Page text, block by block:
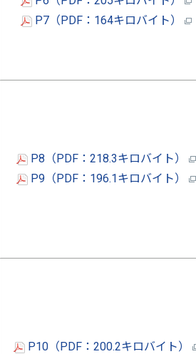
P7（PDF：164キロバイト）
P8（PDF：218.3キロバイト）
P9（PDF：196.1キロバイト）
P10（PDF：200.2キロバイト）